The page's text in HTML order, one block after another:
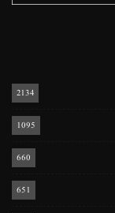
2134
1095
660
651